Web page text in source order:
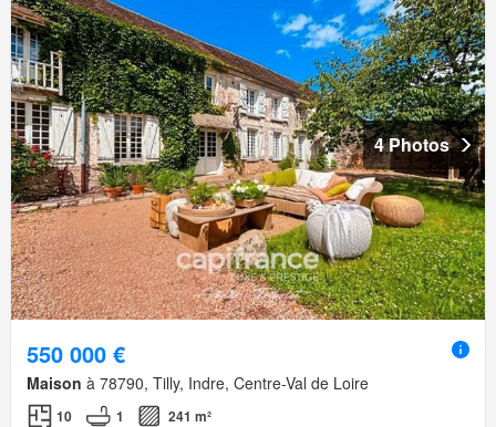
4 Photos
550 000 €
Maison à 78790, Tilly, Indre, Centre-Val de Loire
10 1 241 m²